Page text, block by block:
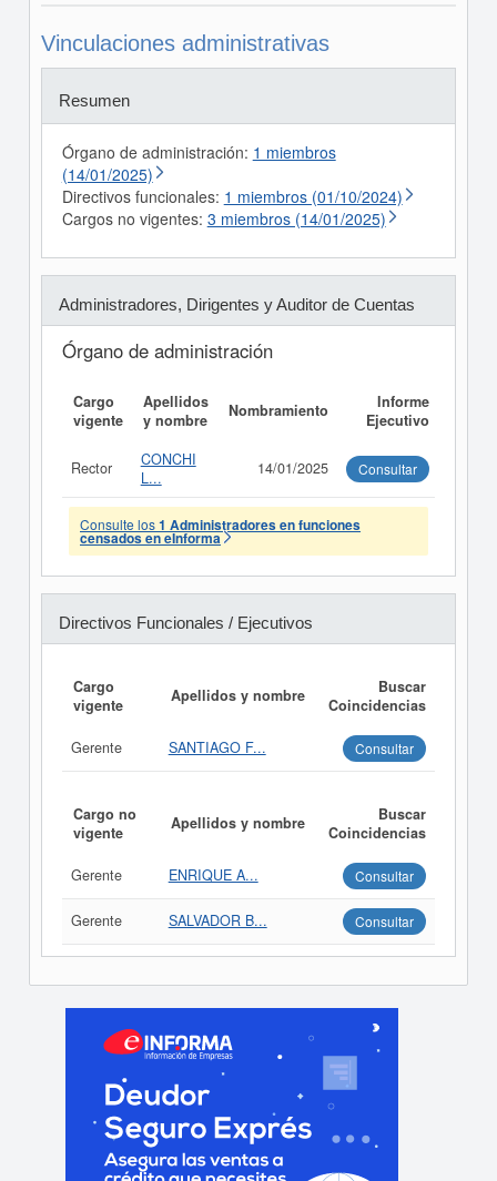
Vinculaciones administrativas
Resumen
Órgano de administración: 1 miembros
(14/01/2025)
Directivos funcionales: 1 miembros (01/10/2024)
Cargos no vigentes: 3 miembros (14/01/2025)
Administradores, Dirigentes y Auditor de Cuentas
Órgano de administración
Cargo
vigente
Apellidos
y nombre
Nombramiento
Informe
Ejecutivo
Rector
CONCHI
L...
14/01/2025 Consultar
Consulte los1 Administradores en funciones
censados en eInforma
Directivos Funcionales / Ejecutivos
Cargo
vigente
Apellidos y nombre
Buscar
Coincidencias
Gerente SANTIAGO F... Consultar
Cargo no
vigente
Apellidos y nombre
Buscar
Coincidencias
Gerente ENRIQUE A... Consultar
Gerente SALVADOR B... Consultar